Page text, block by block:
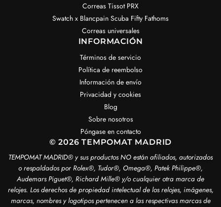
Correas Tissot PRX
Swatch x Blancpain Scuba Fifty Fathoms
Correas universales
INFORMACIÓN
Términos de servicio
Política de reembolso
Información de envío
Privacidad y cookies
Blog
Sobre nosotros
Póngase en contacto
© 2026 TEMPOMAT MADRID
TEMPOMAT MADRID®️ y sus productos NO están afiliados, autorizados
o respaldados por Rolex®️, Tudor®️, Omega®️, Patek Philippe®️,
Audemars Piguet®️, Richard Mille®️ y/o cualquier otra marca de
relojes. Los derechos de propiedad intelectual de los relojes, imágenes,
marcas, nombres y logotipos pertenecen a las respectivas marcas de